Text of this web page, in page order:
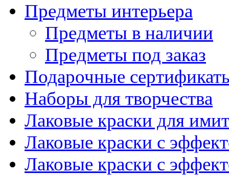
Предметы интерьера
Предметы в наличии
Предметы под заказ
Подарочные
Наборы для творчества
Лаковые краски для
Лаковые краски с
Лаковые краски с